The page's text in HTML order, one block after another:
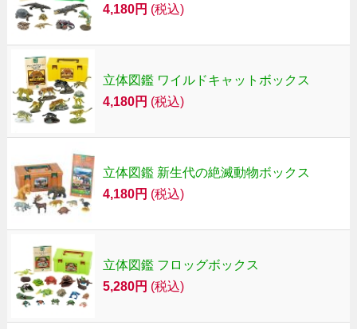
4,180円 (税込)
立体図鑑 ワイルドキャットボックス
4,180円 (税込)
立体図鑑 新生代の絶滅動物ボックス
4,180円 (税込)
立体図鑑 フロッグボックス
5,280円 (税込)